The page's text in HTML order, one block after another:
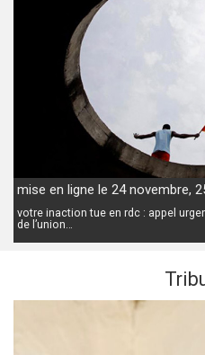
mise en ligne le 24 novembre,
votre inaction tue en rdc : appel
de l’union…